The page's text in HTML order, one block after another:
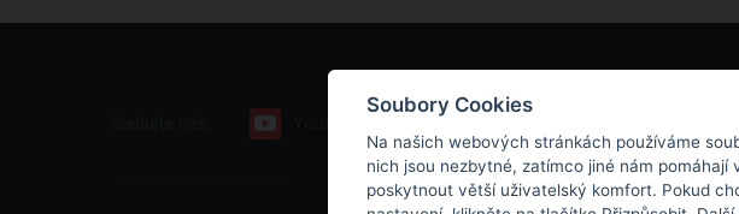
Soubory Cookies
Na našich webových stránkách používáme
nich jsou nezbytné, zatímco jiné nám pomáhají
poskytnout větší uživatelský komfort. Pokud